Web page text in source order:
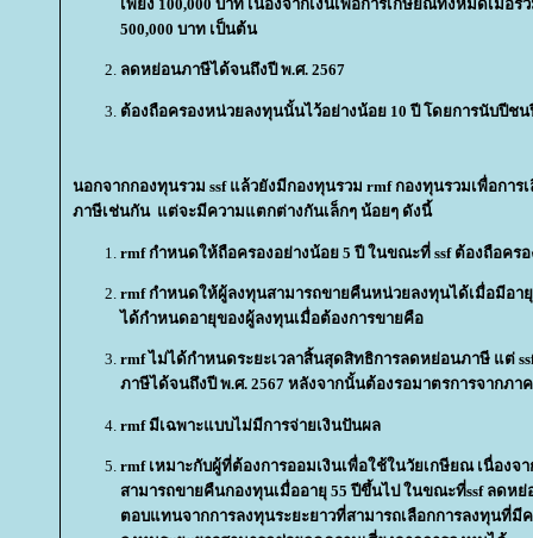
เพียง 100,000 บาท เนื่องจากเงินเพื่อการเกษียณทั้งหมดเมื่อร
500,000 บาท เป็นต้น
ลดหย่อนภาษีได้จนถึงปี พ.ศ. 2567
ต้องถือครองหน่วยลงทุนนั้นไว้อย่างน้อย 10 ปี โดยการนับปีชน
นอกจากกองทุนรวม ssf แล้วยังมีกองทุนรวม rmf กองทุนรวมเพื่อกา
ภาษีเช่นกัน แต่จะมีความแตกต่างกันเล็กๆ น้อยๆ ดังนี้
rmf กำหนดให้ถือครองอย่างน้อย 5 ปี ในขณะที่ ssf ต้องถือครอ
rmf กำหนดให้ผู้ลงทุนสามารถขายคืนหน่วยลงทุนได้เมื่อมีอายุ
ได้กำหนดอายุของผู้ลงทุนเมื่อต้องการขายคือ
rmf ไม่ได้กำหนดระยะเวลาสิ้นสุดสิทธิการลดหย่อนภาษี แต่
ภาษีได้จนถึงปี พ.ศ. 2567 หลังจากนั้นต้องรอมาตรการจากภา
rmf มีเฉพาะแบบไม่มีการจ่ายเงินปันผล
rmf เหมาะกับผู้ที่ต้องการออมเงินเพื่อใช้ในวัยเกษียณ เนื่องจ
สามารถขายคืนกองทุนเมื่ออายุ 55 ปีขึ้นไป ในขณะที่ssf ลดห
ตอบแทนจากการลงทุนระยะยาวที่สามารถเลือกการลงทุนที่มีค